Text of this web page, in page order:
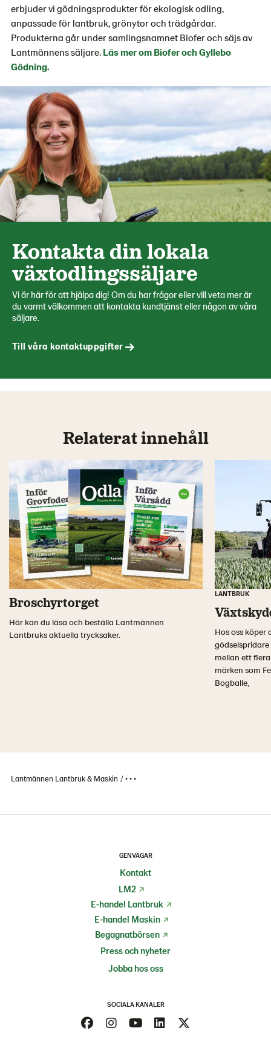
erbjuder vi gödningsprodukter för ekologisk odling,
anpassade för lantbruk, grönytor och trädgårdar.
Produkterna går under samlingsnamnet Biofer och säjs av
Lantmännens säljare. Läs mer om Biofer och Gyllebo
Gödning.
Kontakta din lokala
växtodlingssäljare
Vi är här för att hjälpa dig! Om du har frågor eller vill veta mer är
du varmt välkommen att kontakta kundtjänst eller någon av våra
säljare.
Till våra kontaktuppgifter
Relaterat innehåll
Broschyrtorget
Här kan du läsa och beställa Lantmännen
Lantbruks aktuella trycksaker.
LANTBRUK
Hos oss köper
mellan ett
märken som
Bogballe,
Lantmännen Lantbruk & Maskin • • •
GENVÄGAR
Kontakt
LM2
E-handel Lantbruk
E-handel Maskin
Begagnatbörsen
Press och nyheter
Jobba hos oss
SOCIALA KANALER